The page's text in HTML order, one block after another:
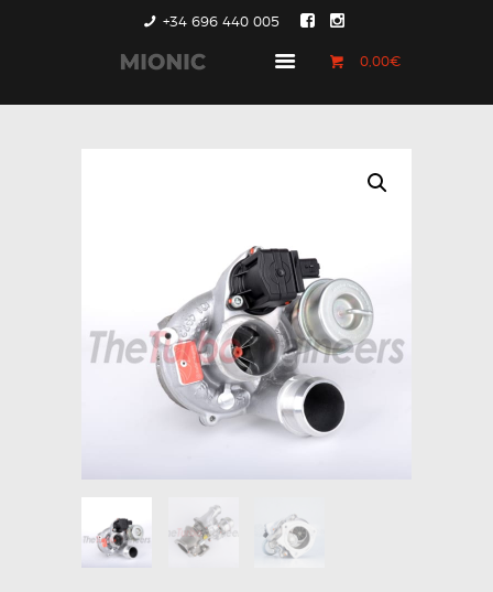
+34 696 440 005
0,00€
GENERACIÓN 1
CONTACTO